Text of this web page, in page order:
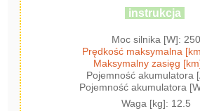
instrukcja
Moc silnika [W]: 250
Prędkość maksymalna
Maksymalny zasięg
Pojemność akumulatora
Pojemność akumulatora
Waga [kg]: 12.5